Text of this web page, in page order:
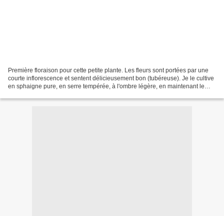
Première floraison pour cette petite plante. Les fleurs sont portées par une
courte inflorescence et sentent délicieusement bon (tubéreuse). Je le cultive
en sphaigne pure, en serre tempérée, à l'ombre légère, en maintenant le